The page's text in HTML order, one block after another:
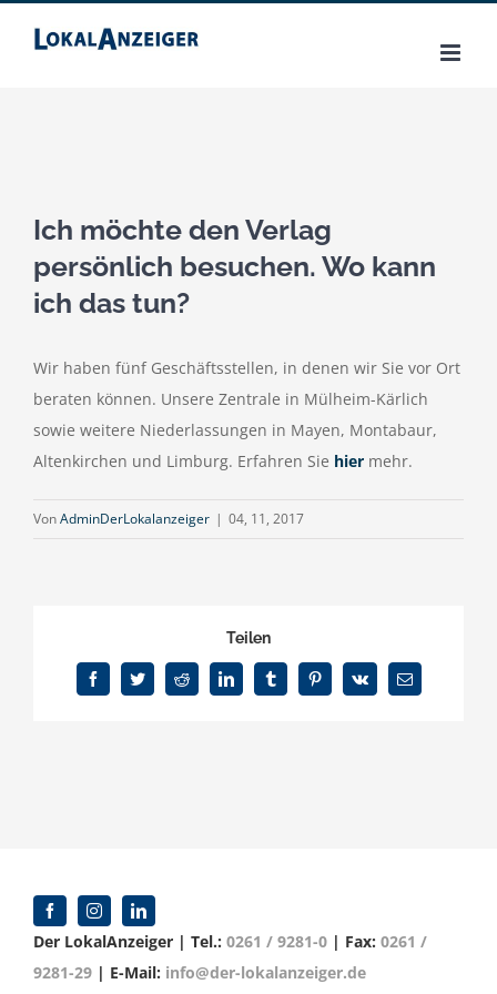
Inhalt
Ich möchte den Verlag
persönlich besuchen. Wo kann
ich das tun?
Wir haben fünf Geschäftsstellen, in denen wir Sie vor Ort
beraten können. Unsere Zentrale in Mülheim-Kärlich
sowie weitere Niederlassungen in Mayen, Montabaur,
Altenkirchen und Limburg. Erfahren Sie hier mehr.
VonAdminDerLokalanzeiger | 04, 11, 2017
Teilen
FacebookTwitterReddit LinkedInTumblrPinterest
Vk
E-
Mail
Der LokalAnzeiger | Tel.: 0261 / 9281-0 | Fax: 0261 /
9281-29 | E-Mail: info@der-lokalanzeiger.de